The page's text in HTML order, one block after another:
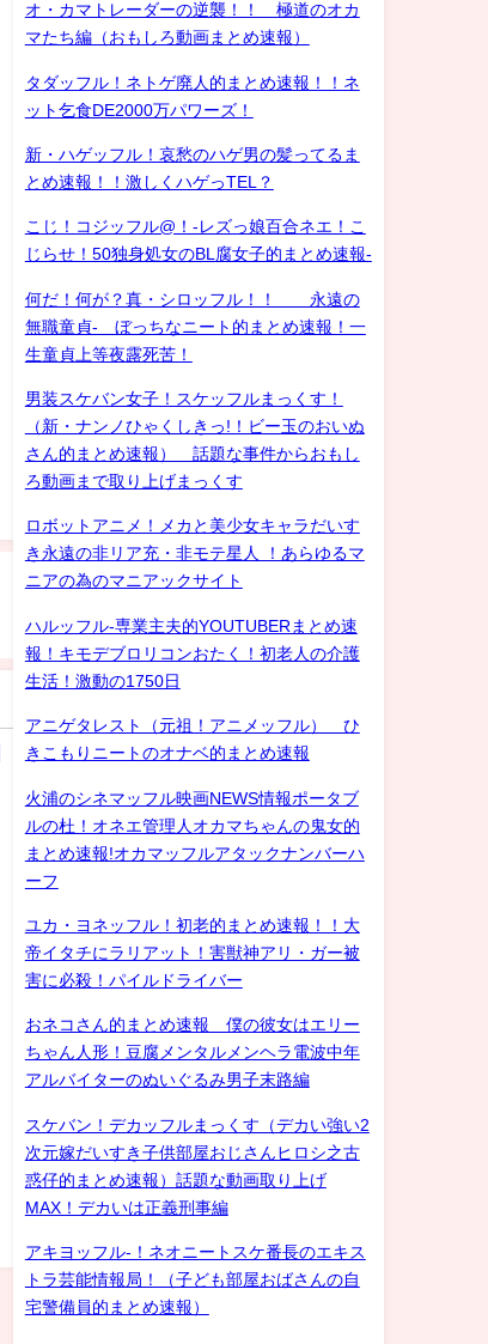
オ・カマトレーダーの逆襲！！ 極道のオカ
マたち編（おもしろ動画まとめ速報）
タダッフル！ネトゲ廃人的まとめ速報！！ネ
ット乞食DE2000万パワーズ！
新・ハゲッフル！哀愁のハゲ男の髪ってるま
とめ速報！！激しくハゲっTEL？
こじ！コジッフル@！-レズっ娘百合ネエ！こ
じらせ！50独身処女のBL腐女子的まとめ速報-
何だ！何が？真・シロッフル！！ 永遠の
無職童貞- ぼっちなニート的まとめ速報！一
生童貞上等夜露死苦！
男装スケバン女子！スケッフルまっくす！
（新・ナンノひゃくしきっ!！ビー玉のおいぬ
さん的まとめ速報） 話題な事件からおもし
ろ動画まで取り上げまっくす
ロボットアニメ！メカと美少女キャラだいす
き永遠の非リア充・非モテ星人 ！あらゆるマ
ニアの為のマニアックサイト
ハルッフル-専業主夫的YOUTUBERまとめ速
報！キモデブロリコンおたく！初老人の介護
生活！激動の1750日
アニゲタレスト（元祖！アニメッフル） ひ
きこもりニートのオナベ的まとめ速報
火浦のシネマッフル映画NEWS情報ポータブ
ルの杜！オネエ管理人オカマちゃんの鬼女的
まとめ速報!オカマッフルアタックナンバーハ
ーフ
ユカ・ヨネッフル！初老的まとめ速報！！大
帝イタチにラリアット！害獣神アリ・ガー被
害に必殺！パイルドライバー
おネコさん的まとめ速報 僕の彼女はエリー
ちゃん人形！豆腐メンタルメンヘラ電波中年
アルバイターのぬいぐるみ男子末路編
スケバン！デカッフルまっくす（デカい強い2
次元嫁だいすき子供部屋おじさんヒロシ之古
惑仔的まとめ速報）話題な動画取り上げ
MAX！デカいは正義刑事編
アキヨッフル-！ネオニートスケ番長のエキス
トラ芸能情報局！（子ども部屋おばさんの自
宅警備員的まとめ速報）